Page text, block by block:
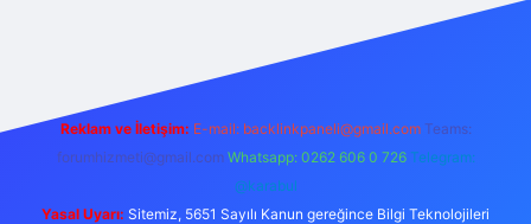
betexper giriş
Reklam ve İletişim: E-mail: backlinkpaneli@gmail.com Teams:
forumhizmeti@gmail.com Whatsapp: 0262 606 0 726 Telegram:
@karabul
Yasal Uyarı: Sitemiz, 5651 Sayılı Kanun gereğince Bilgi Teknolojileri